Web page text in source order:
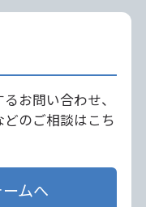
お問い合わせ、
のご相談はこち
ムへ